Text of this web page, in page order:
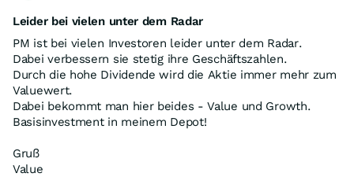
Leider bei vielen unter dem Radar
PM ist bei vielen Investoren leider unter dem Radar.
Dabei verbessern sie stetig ihre Geschäftszahlen.
Durch die hohe Dividende wird die Aktie immer mehr zum
Valuewert.
Dabei bekommt man hier beides - Value und Growth.
Basisinvestment in meinem Depot!
Gruß
Value